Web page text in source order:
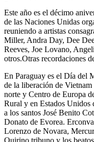
Este año es el décimo
de las Naciones Unidas
reuniendo a artistas
Miller, Andra Day, Dee
Reeves, Joe Lovano,
otros.Otras recordaciones
En Paraguay es el Día del
de la liberación de
norte y Centro de Europa
Rural y en Estados Unidos
a los santos José Benito
Donato de Evorea.
Lorenzo de Novara,
Quirino tribuno y los